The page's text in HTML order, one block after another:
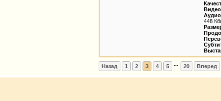
448
Назад 1 2 3 4 5 ... 20 Вперед